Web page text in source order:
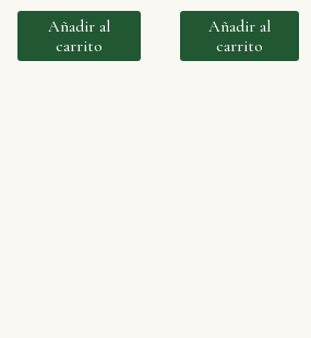
Añadir al
carrito
Añadir al
carrito